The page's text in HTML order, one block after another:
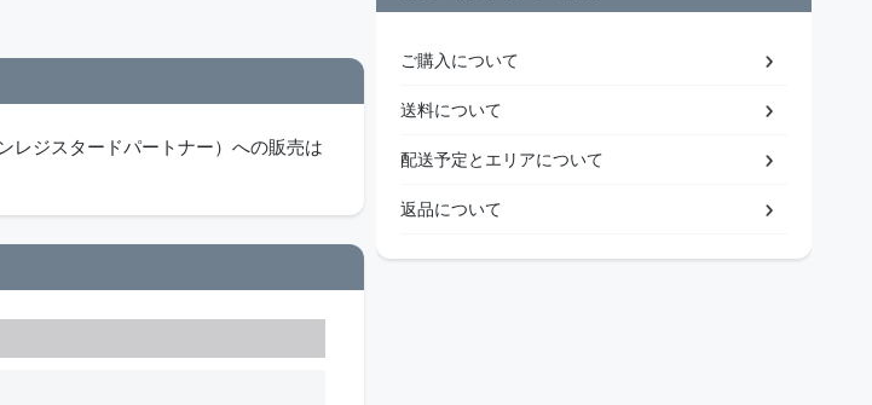
レジスタードパートナー）への販売は
ご購入について
送料について
配送予定とエリアについて
返品について